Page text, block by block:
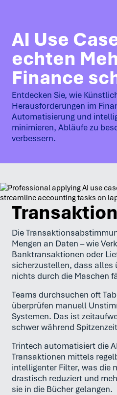
AI Use
echten
Finance
Entdecken Sie, wie
Herausforderungen im
Automatisierung und
minimieren, Abläufe zu
verbessern.
Die
Mengen an Daten – wie
Banktransaktionen oder
sicherzustellen, dass alles
nichts durch die Maschen
Teams durchsuchen oft
überprüfen manuell
Systemen. Das ist
schwer während
Trintech automatisiert die
Transaktionen mittels
intelligenter Filter, was die
drastisch reduziert und
sie in die Bücher gelangen.